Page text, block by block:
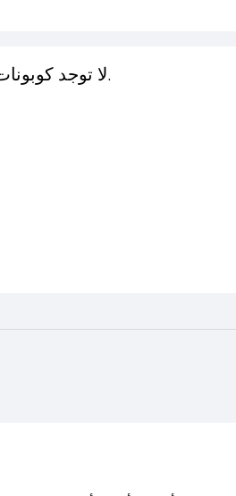
لا توجد كوبونات متاحة لـهذا المتجر حاليًا.